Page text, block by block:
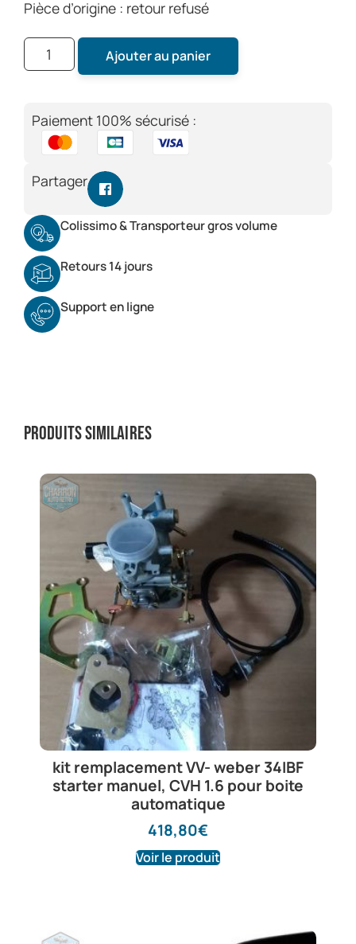
Pièce d’origine : retour refusé
Ajouter au panier
Paiement 100% sécurisé :
Partager
Colissimo & Transporteur gros volume
Retours 14 jours
Support en ligne
Produits similaires
kit remplacement VV- weber 34IBF
starter manuel, CVH 1.6 pour boite
automatique
418,80€
Voir le produit